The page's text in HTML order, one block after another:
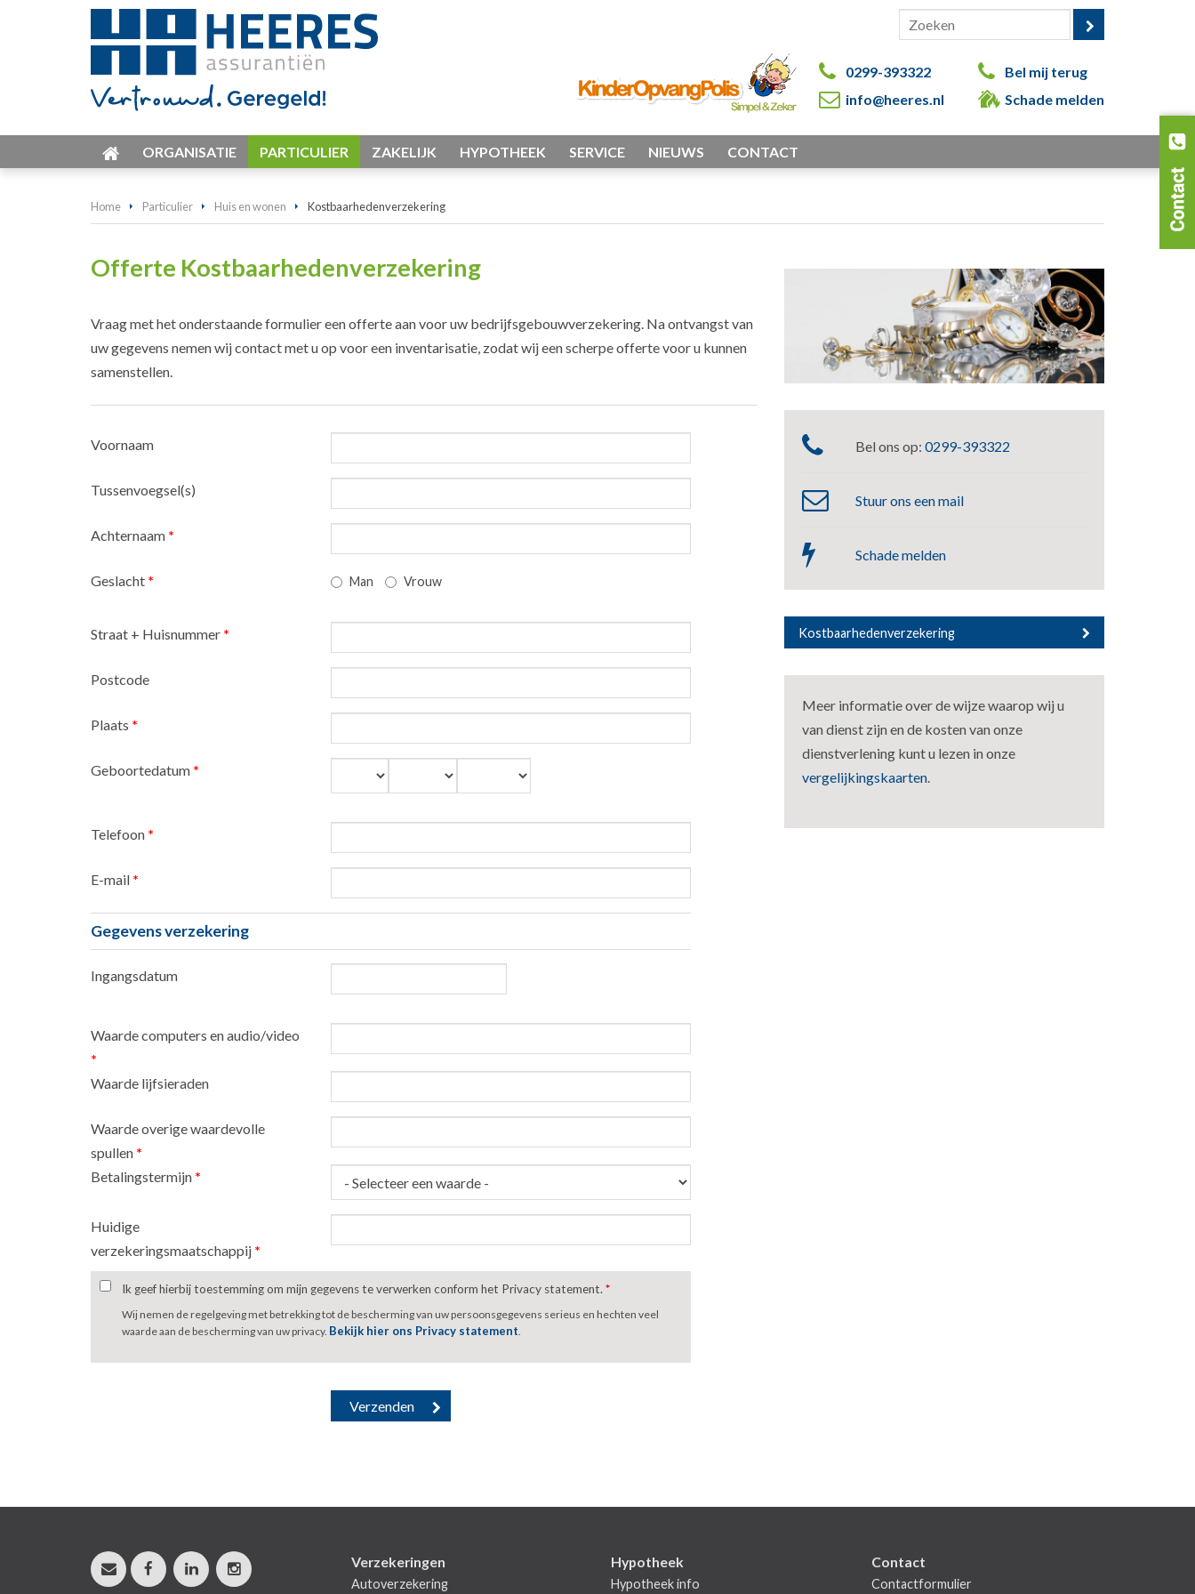
0299-393322
info@heeres.nl
Bel mij terug
Schade melden
ORGANISATIE PARTICULIER ZAKELIJK HYPOTHEEK SERVICE NIEUWS CONTACT
Home Particulier Huis en wonen Kostbaarhedenverzekering
Offerte Kostbaarhedenverzekering
Vraag met het onderstaande formulier een offerte aan voor uw bedrijfsgebouwverzekering. Na ontvangst van
uw gegevens nemen wij contact met u op voor een inventarisatie, zodat wij een scherpe offerte voor u kunnen
samenstellen.
Voornaam
Tussenvoegsel(s)
Achternaam *
Geslacht * Man Vrouw
Straat + Huisnummer *
Postcode
Plaats *
Geboortedatum *
Telefoon *
E-mail *
Gegevens verzekering
Ingangsdatum
Waarde computers en audio/video
*
Waarde lijfsieraden
Waarde overige waardevolle
spullen *
Betalingstermijn *
Huidige
verzekeringsmaatschappij *
Ik geef hierbij toestemming om mijn gegevens te verwerken conform het Privacy statement. *
Wij nemen de regelgeving met betrekking tot de bescherming van uw persoonsgegevens serieus en hechten veel
waarde aan de bescherming van uw privacy. Bekijk hier ons Privacy statement.
Bel ons op: 0299-393322
Stuur ons een mail
Schade melden
Kostbaarhedenverzekering
Meer informatie over de wijze waarop wij u
van dienst zijn en de kosten van onze
dienstverlening kunt u lezen in onze
vergelijkingskaarten.
Verzekeringen
Autoverzekering
Hypotheek
Hypotheek info
Contact
Contactformulier